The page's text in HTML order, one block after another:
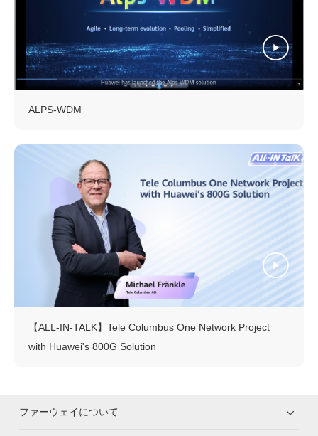
ALPS-WDM
【ALL-IN-TALK】Tele Columbus One Network Project
with Huawei's 800G Solution
ファーウェイについて